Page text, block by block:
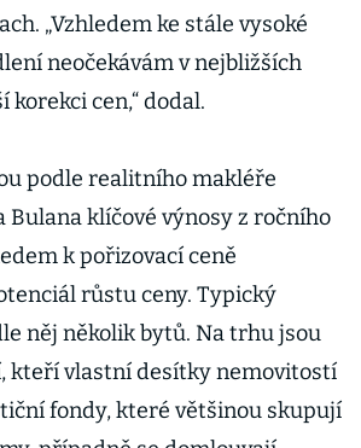
„Vzhledem ke stále vysoké
neočekávám v nejbližších
cen,“ dodal.
podle realitního makléře
Bulana klíčové výnosy z ročního
k pořizovací ceně
růstu ceny. Typický
něj několik bytů. Na trhu jsou
kteří vlastní desítky nemovitostí
fondy, které většinou skupují